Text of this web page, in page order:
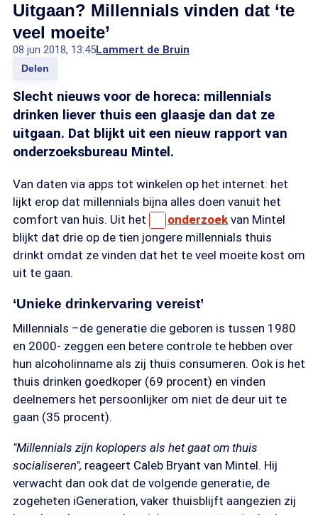
Uitgaan? Millennials vinden dat ‘te
veel moeite’
08 jun 2018, 13:45Lammert de Bruin
Delen
Slecht nieuws voor de horeca: millennials
drinken liever thuis een glaasje dan dat ze
uitgaan. Dat blijkt uit een nieuw rapport van
onderzoeksbureau Mintel.
Van daten via apps tot winkelen op het internet: het
lijkt erop dat millennials bijna alles doen vanuit het
comfort van huis. Uit het
onderzoek van Mintel
blijkt dat drie op de tien jongere millennials thuis
drinkt omdat ze vinden dat het te veel moeite kost om
uit te gaan.
‘Unieke drinkervaring vereist’
Millennials –de generatie die geboren is tussen 1980
en 2000- zeggen een betere controle te hebben over
hun alcoholinname als zij thuis consumeren. Ook is het
thuis drinken goedkoper (69 procent) en vinden
deelnemers het persoonlijker om niet de deur uit te
gaan (35 procent).
"Millennials zijn koplopers als het gaat om thuis
socialiseren", reageert Caleb Bryant van Mintel. Hij
verwacht dan ook dat de volgende generatie, de
zogeheten iGeneration, vaker thuisblijft aangezien zij